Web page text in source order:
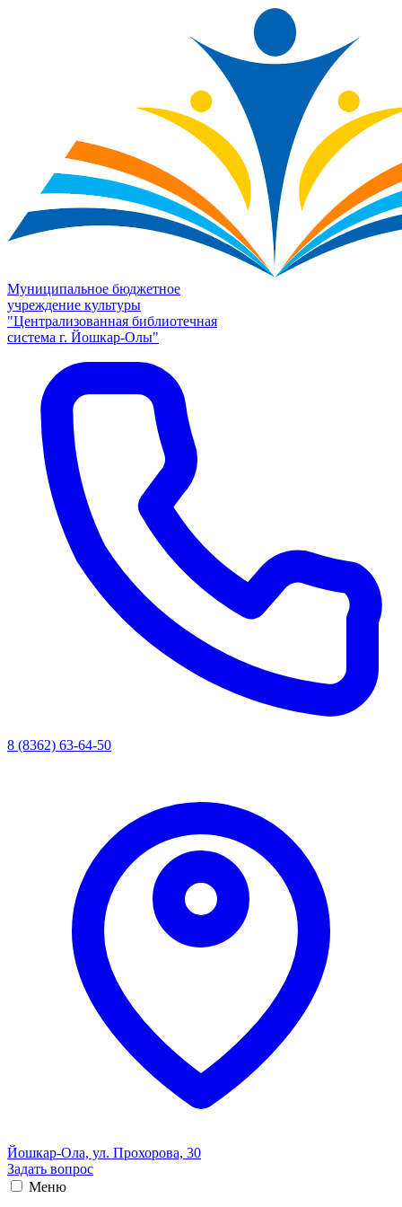
Муниципальное бюджетное
учреждение культуры
"Централизованная библиотечная
система г. Йошкар-Олы"
8 (8362) 63-64-50
Йошкар-Ола, ул. Прохорова, 30
Задать вопрос
Меню